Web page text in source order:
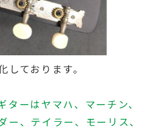
しております。
ターはヤマハ、マーチン、
ー、テイラー、モーリス、